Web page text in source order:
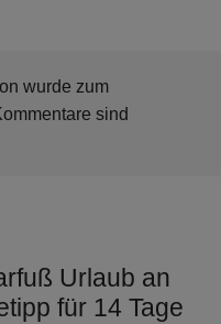
wurde zum
sind
Urlaub an
für 14 Tage